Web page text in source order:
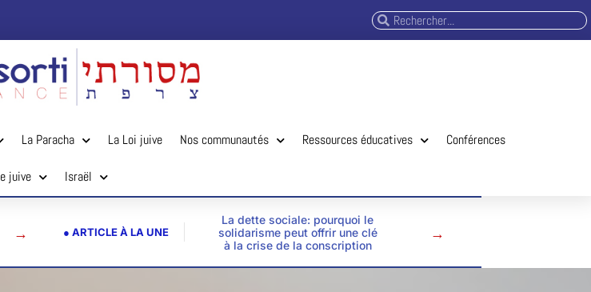
La Paracha La Loi juive Nos communautés Ressources éducatives Conférences
juive Israël
→ ● ARTICLE À LA UNE
La dette sociale: pourquoi le
solidarisme peut offrir une clé
à la crise de la conscription
→